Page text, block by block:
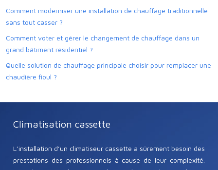
Comment moderniser une installation de chauffage traditionnelle
sans tout casser ?
Comment voter et gérer le changement de chauffage dans un
grand bâtiment résidentiel ?
Quelle solution de chauffage principale choisir pour remplacer une
chaudière fioul ?
Climatisation cassette
L’installation d’un climatiseur cassette a sûrement besoin des
prestations des professionnels à cause de leur complexité.